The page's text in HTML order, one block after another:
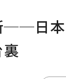
日本